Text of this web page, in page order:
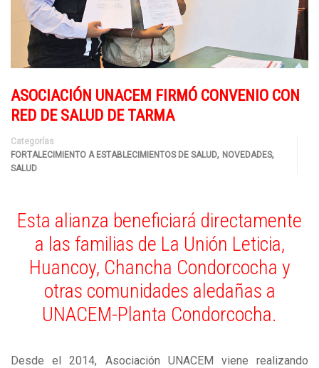
ASOCIACIÓN UNACEM FIRMÓ CONVENIO CON
RED DE SALUD DE TARMA
Categorías
FORTALECIMIENTO A ESTABLECIMIENTOS DE SALUD, NOVEDADES,
SALUD
Esta alianza beneficiará directamente
a las familias de La Unión Leticia,
Huancoy, Chancha Condorcocha y
otras comunidades aledañas a
UNACEM-Planta Condorcocha.
Desde el 2014, Asociación UNACEM viene realizando